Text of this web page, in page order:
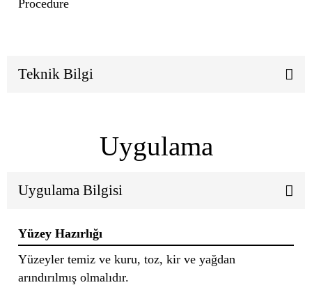
Procedure
Teknik Bilgi
Uygulama
Uygulama Bilgisi
Yüzey Hazırlığı
Yüzeyler temiz ve kuru, toz, kir ve yağdan
arındırılmış olmalıdır.